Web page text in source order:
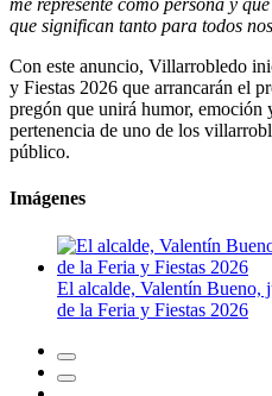
me represente como persona y
que significan tanto para todos
Con este anuncio, Villarrobledo
y Fiestas 2026 que arrancarán el
pregón que unirá humor, emoción
pertenencia de uno de los
público.
Imágenes
El alcalde, Valentín Bueno,
de la Feria y Fiestas 2026